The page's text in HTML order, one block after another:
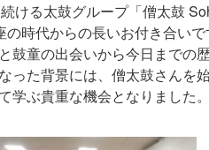
ける太鼓グループ「僧太鼓
時代からの長いお付き合い
鼓童の出会いから今日までの
った背景には、僧太鼓さんを
ぶ貴重な機会となりました。